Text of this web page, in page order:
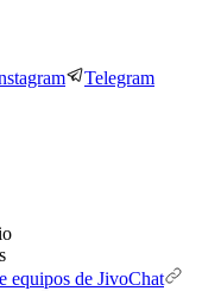
Telegram
equipos de JivoChat